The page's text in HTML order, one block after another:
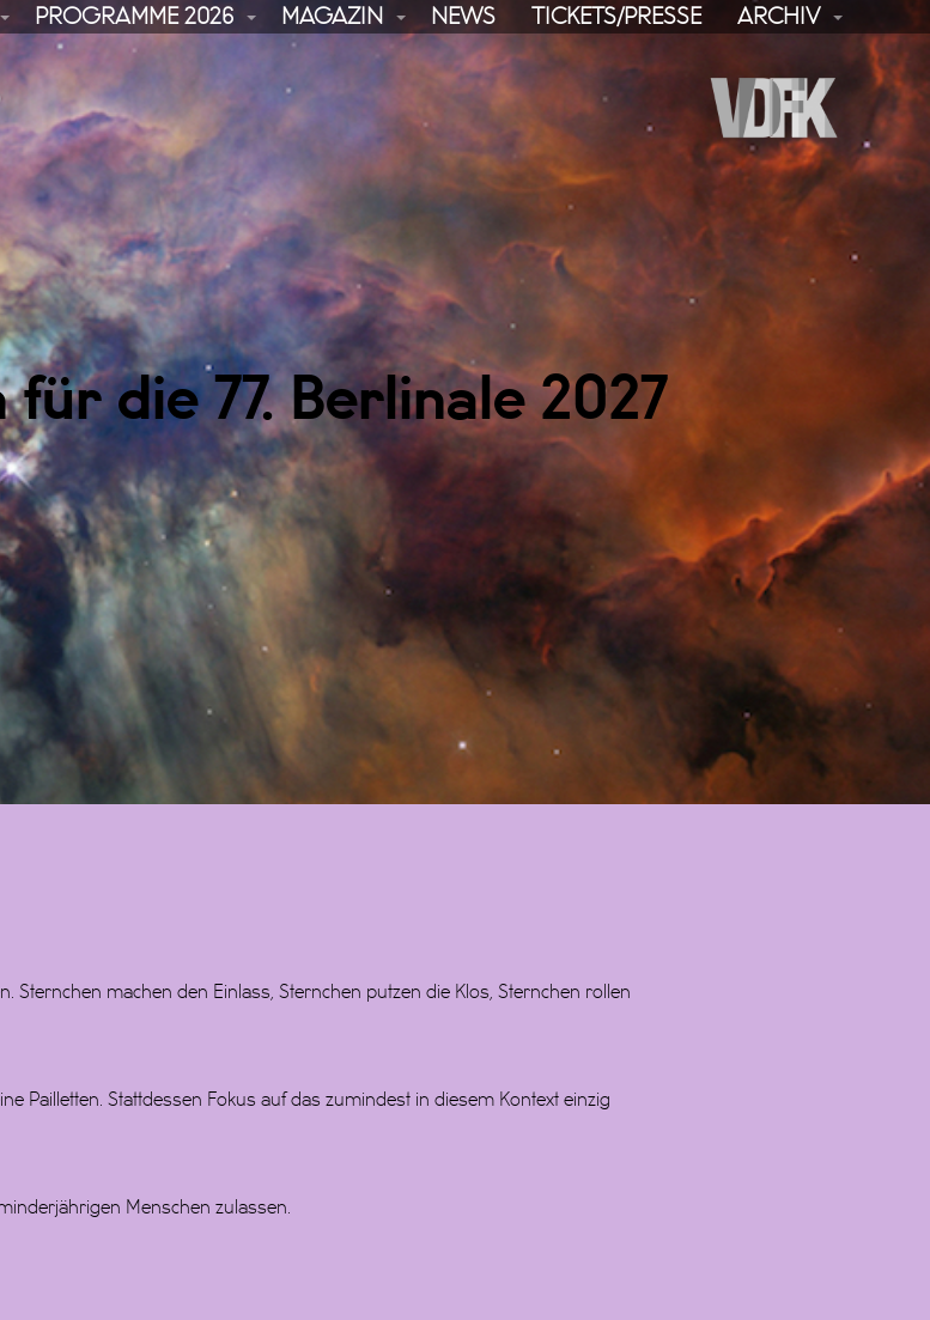
PROGRAMME 2026 MAGAZIN NEWS TICKETS/PRESSE ARCHIV
die 77. Berlinale 2027
Sternchen machen den Einlass, Sternchen putzen die Klos, Sternchen rollen
Pailletten. Stattdessen Fokus auf das zumindest in diesem Kontext einzig
Menschen zulassen.